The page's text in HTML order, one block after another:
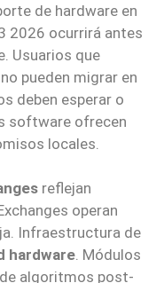
de hardware en
2026 ocurrirá antes
Usuarios que
pueden migrar en
deben esperar o
software ofrecen
locales.
reflejan
operan
Infraestructura de
hardware. Módulos
algoritmos post-